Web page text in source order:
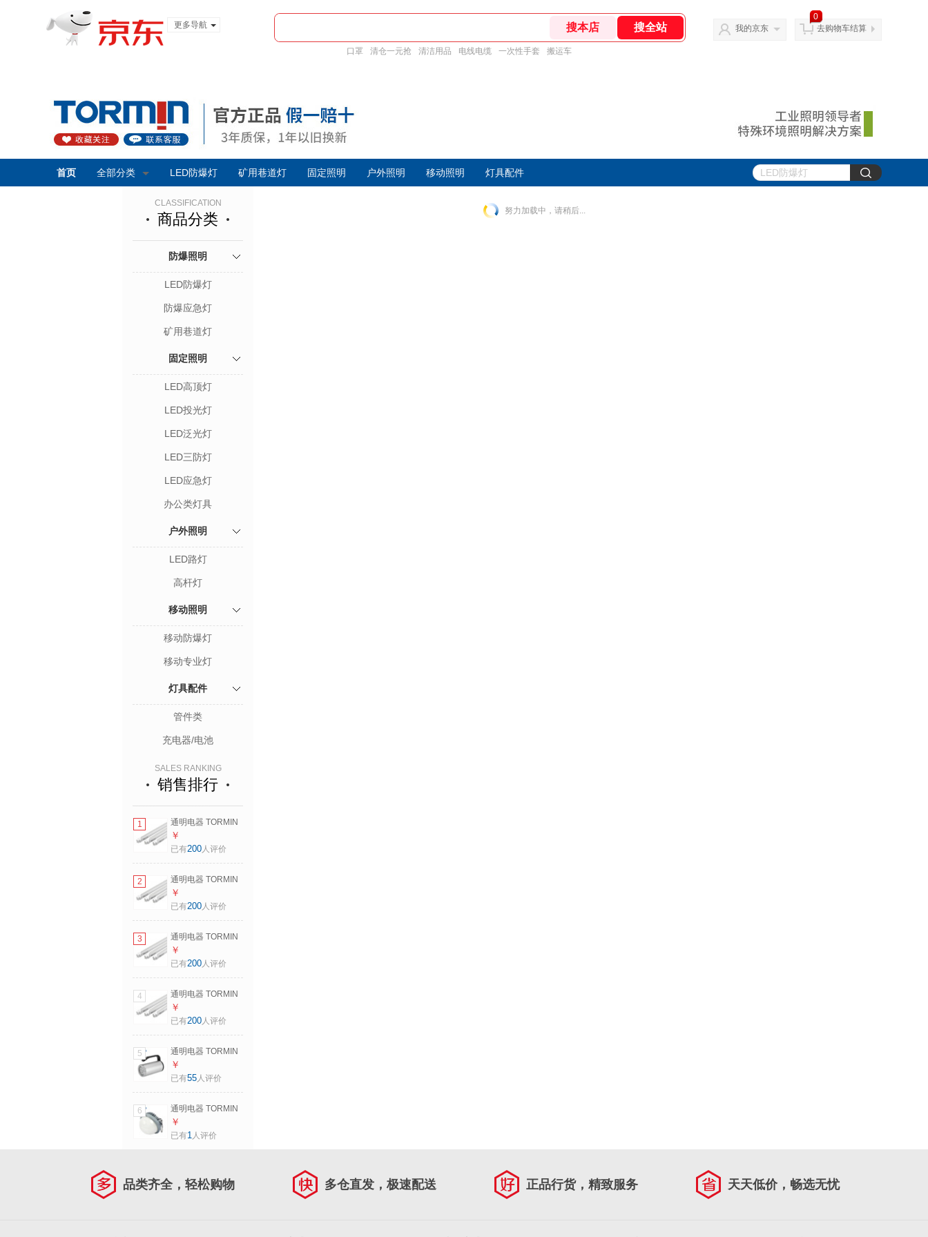
更多导航
口罩 清仓一元抢 清洁用品 电线电缆 一次性手套 搬运车
我的京东
0
去购物车结算
首页 全部分类 LED防爆灯 矿用巷道灯 固定照明 户外照明 移动照明 灯具配件
CLASSIFICATION
商品分类
防爆照明
LED防爆灯
防爆应急灯
矿用巷道灯
固定照明
LED高顶灯
LED投光灯
LED泛光灯
LED三防灯
LED应急灯
办公类灯具
户外照明
LED路灯
高杆灯
移动照明
移动防爆灯
移动专业灯
灯具配件
管件类
充电器/电池
SALES RANKING
销售排行
1
通明电器 TORMIN
ZM1500-L16D T8
灯管一体化led节能
￥
已有200人评价
2
通明电器 TORMIN
ZM1500-L16S T8
灯管一体化led节能
￥
已有200人评价
3
通明电器 TORMIN
ZM1500-L8S T8灯
管一体化led节能灯
￥
已有200人评价
4
通明电器 TORMIN
ZM1500-L8D T8灯
管一体化led节能灯
￥
已有200人评价
5
通明电器 TORMIN
BW7101B 手提防
爆探照灯 LED强光
￥
已有55人评价
6
通明电器 TORMIN
BC9302P-L50-200
LED防爆平台灯 加
￥
已有1人评价
努力加载中，请稍后...
品类齐全，轻松购物 多仓直发，极速配送 正品行货，精致服务 天天低价，畅选无忧